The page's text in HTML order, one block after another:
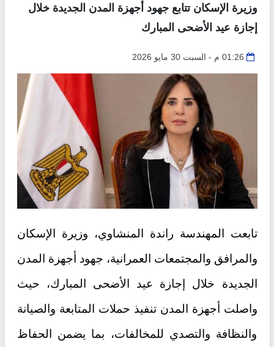
وزيرة الإسكان تتابع جهود أجهزة المدن الجديدة خلال
إجازة عيد الأضحى المبارك
01:26 م - السبت 30 مايو 2026
تابعت المهندسة راندة المنشاوي، وزيرة الإسكان
والمرافق والمجتمعات العمرانية، جهود أجهزة المدن
الجديدة خلال إجازة عيد الأضحى المبارك، حيث
واصلت أجهزة المدن تنفيذ حملات المتابعة والصيانة
والنظافة والتصدي للمخالفات، بما يضمن الحفاظ